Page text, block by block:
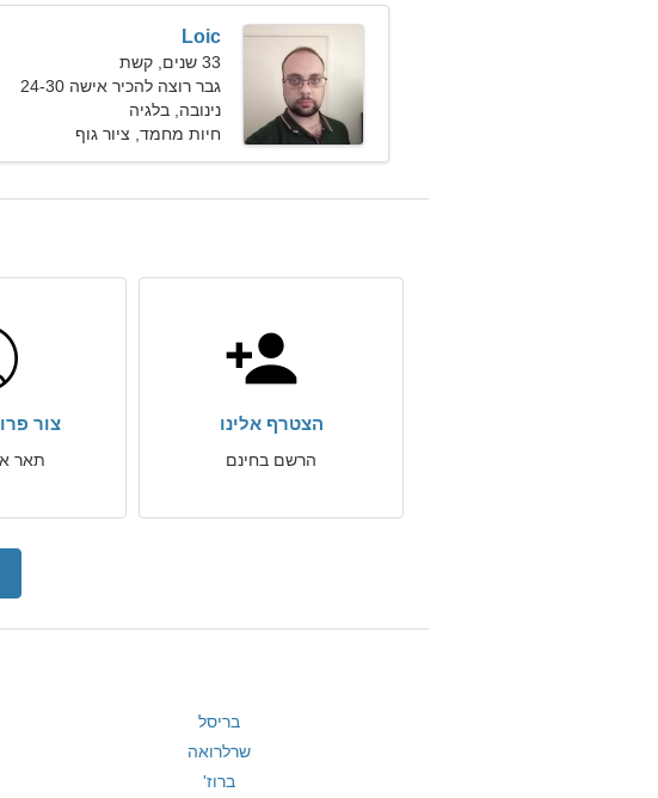
Loic
33 שנים, קשת
גבר רוצה להכיר אישה 24-30
נינובה, בלגיה
חיות מחמד, ציור גוף
הצטרף אלינו
הרשם בחינם
צור
תאר
בריסל
שרלרואה
ברוז'